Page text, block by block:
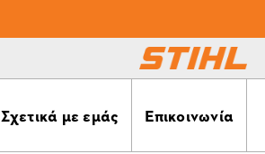
Σχετικά με εμάς Επικοινωνία